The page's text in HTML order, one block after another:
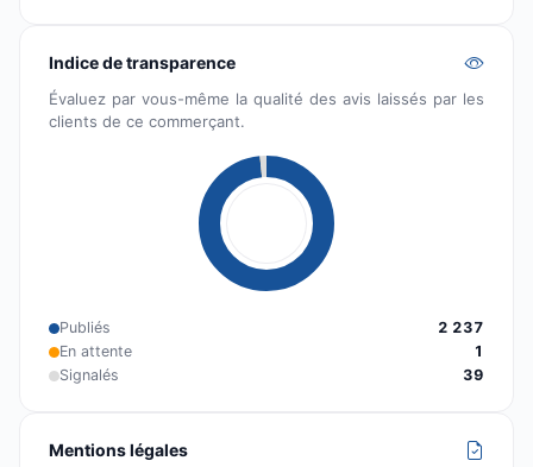
Indice de transparence
Évaluez par vous-même la qualité des avis laissés par les
clients de ce commerçant.
Publiés
2 237
En attente
1
Signalés
39
Mentions légales